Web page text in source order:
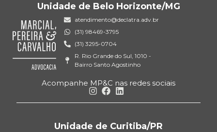
Unidade de Belo Horizonte/MG
atendimento@declatra.adv.br
(31) 98469-3795
(31) 3295-0704
R. Rio Grande do Sul, 1010 -
Bairro Santo Agostinho
Acompanhe MP&C nas redes sociais
Unidade de Curitiba/PR